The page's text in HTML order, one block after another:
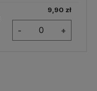
9,90 zł
- +